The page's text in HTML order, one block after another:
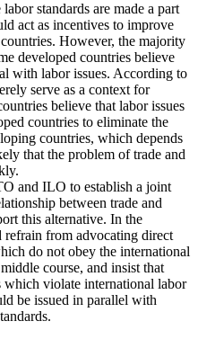
standards are made a part
act as incentives to improve
However, the majority
developed countries believe
with labor issues. According to
serve as a context for
believe that labor issues
countries to eliminate the
countries, which depends
that the problem of trade and
and ILO to establish a joint
between trade and
this alternative. In the
refrain from advocating direct
do not obey the international
course, and insist that
which violate international labor
be issued in parallel with